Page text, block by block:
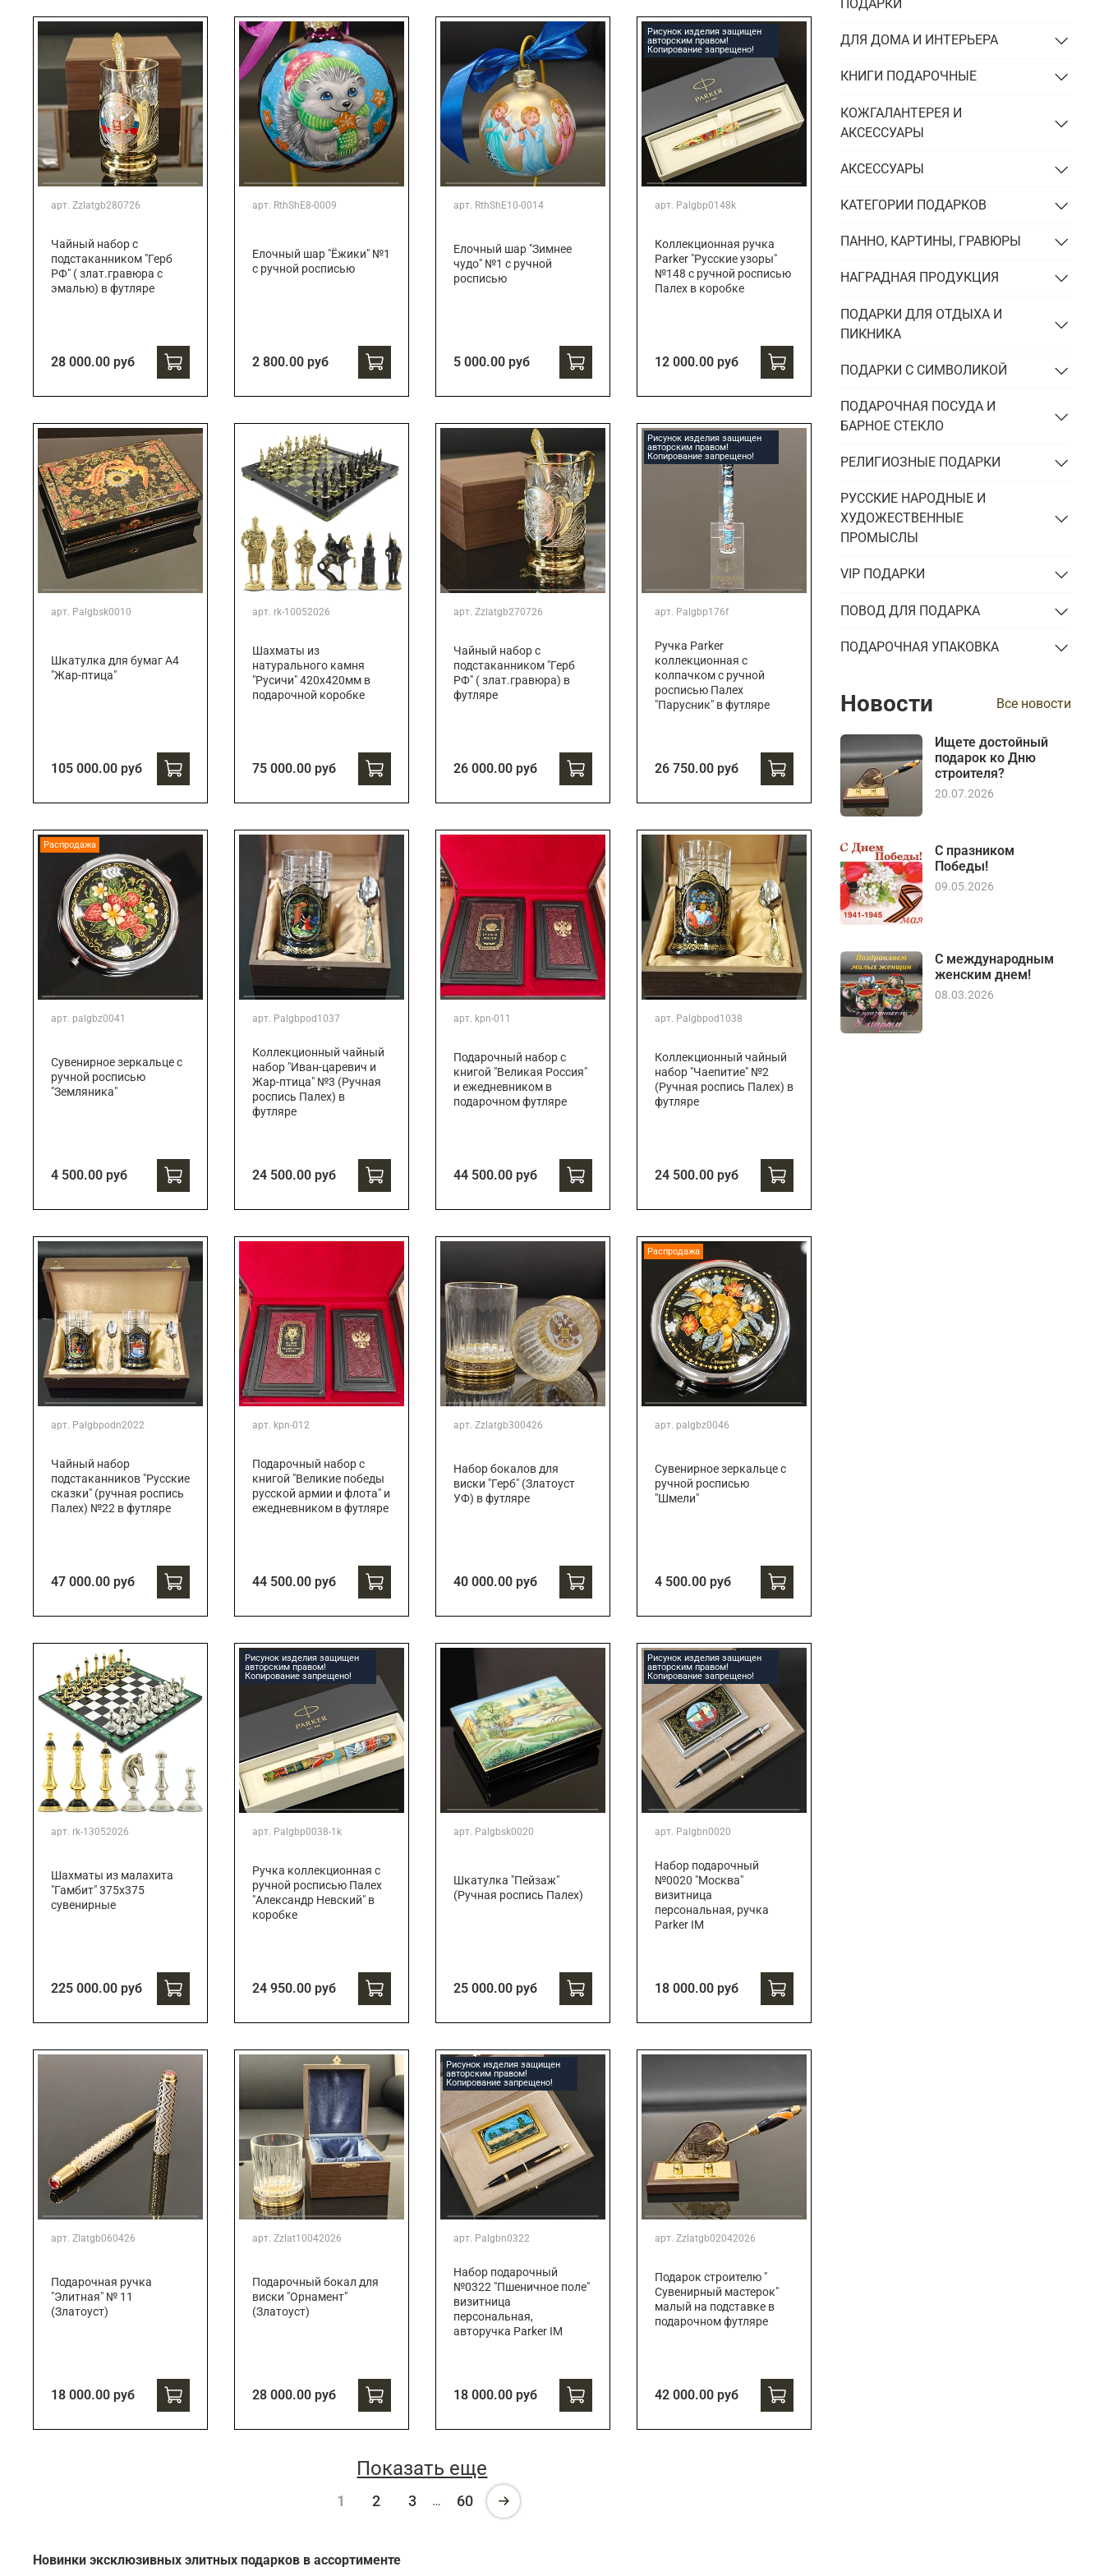
Подарки брокеру
Подарки директору/руководителю
Подарки строителю
Подарки учителю
Подарки энергетику
Подарки юристу
арт. Zzlatgb280726
Чайный набор с
подстаканником "Герб
РФ" ( злат.гравюра с
эмалью) в футляре
28 000.00 руб
арт. RthShE8-0009
Елочный шар "Ёжики" №1
с ручной росписью
2 800.00 руб
арт. RthShE10-0014
Елочный шар "Зимнее
чудо" №1 с ручной
росписью
5 000.00 руб
Рисунок изделия защищен
авторским правом!
Копирование запрещено!
арт. Palgbp0148k
Коллекционная ручка
Parker "Русские узоры"
№148 с ручной росписью
Палех в коробке
12 000.00 руб
арт. Palgbsk0010
Шкатулка для бумаг А4
"Жар-птица"
105 000.00 руб
арт. rk-10052026
Шахматы из
натурального камня
"Русичи" 420х420мм в
подарочной коробке
75 000.00 руб
арт. Zzlatgb270726
Чайный набор с
подстаканником "Герб
РФ" ( злат.гравюра) в
футляре
26 000.00 руб
Рисунок изделия защищен
авторским правом!
Копирование запрещено!
арт. Palgbp176f
Ручка Parker
коллекционная с
колпачком с ручной
росписью Палех
"Парусник" в футляре
26 750.00 руб
Распродажа
арт. palgbz0041
Сувенирное зеркальце с
ручной росписью
"Земляника"
4 500.00 руб
арт. Palgbpod1037
Коллекционный чайный
набор "Иван-царевич и
Жар-птица" №3 (Ручная
роспись Палех) в
футляре
24 500.00 руб
арт. kpn-011
Подарочный набор с
книгой "Великая Россия"
и ежедневником в
подарочном футляре
44 500.00 руб
арт. Palgbpod1038
Коллекционный чайный
набор "Чаепитие" №2
(Ручная роспись Палех) в
футляре
24 500.00 руб
арт. Palgbpodn2022
Чайный набор
подстаканников "Русские
сказки" (ручная роспись
Палех) №22 в футляре
47 000.00 руб
арт. kpn-012
Подарочный набор c
книгой "Великие победы
русской армии и флота" и
ежедневником в футляре
44 500.00 руб
арт. Zzlatgb300426
Набор бокалов для
виски "Герб" (Златоуст
УФ) в футляре
40 000.00 руб
Распродажа
арт. palgbz0046
Сувенирное зеркальце с
ручной росписью
"Шмели"
4 500.00 руб
арт. rk-13052026
Шахматы из малахита
"Гамбит" 375х375
сувенирные
225 000.00 руб
Рисунок изделия защищен
авторским правом!
Копирование запрещено!
арт. Palgbp0038-1k
Ручка коллекционная с
ручной росписью Палех
"Александр Невский" в
коробке
24 950.00 руб
арт. Palgbsk0020
Шкатулка "Пейзаж"
(Ручная роспись Палех)
25 000.00 руб
Рисунок изделия защищен
авторским правом!
Копирование запрещено!
арт. Palgbn0020
Набор подарочный
№0020 "Москва"
визитница
персональная, ручка
Parker IM
18 000.00 руб
арт. Zlatgb060426
Подарочная ручка
"Элитная" № 11
(Златоуст)
18 000.00 руб
арт. Zzlat10042026
Подарочный бокал для
виски "Орнамент"
(Златоуст)
28 000.00 руб
Рисунок изделия защищен
авторским правом!
Копирование запрещено!
арт. Palgbn0322
Набор подарочный
№0322 "Пшеничное поле"
визитница
персональная,
авторучка Parker IM
18 000.00 руб
арт. Zzlatgb02042026
Подарок строителю "
Сувенирный мастерок"
малый на подставке в
подарочном футляре
42 000.00 руб
Показать еще
1 2 3 … 60
Новинки эксклюзивных элитных подарков в ассортименте
ПОДАРКИ
ДЛЯ ДОМА И ИНТЕРЬЕРА
КНИГИ ПОДАРОЧНЫЕ
КОЖГАЛАНТЕРЕЯ И
АКСЕССУАРЫ
АКСЕССУАРЫ
КАТЕГОРИИ ПОДАРКОВ
ПАННО, КАРТИНЫ, ГРАВЮРЫ
НАГРАДНАЯ ПРОДУКЦИЯ
ПОДАРКИ ДЛЯ ОТДЫХА И
ПИКНИКА
ПОДАРКИ С СИМВОЛИКОЙ
ПОДАРОЧНАЯ ПОСУДА И
БАРНОЕ СТЕКЛО
РЕЛИГИОЗНЫЕ ПОДАРКИ
РУССКИЕ НАРОДНЫЕ И
ХУДОЖЕСТВЕННЫЕ
ПРОМЫСЛЫ
VIP ПОДАРКИ
ПОВОД ДЛЯ ПОДАРКА
ПОДАРОЧНАЯ УПАКОВКА
Новости Все новости
Ищете достойный
подарок ко Дню
строителя?
20.07.2026
С празником
Победы!
09.05.2026
С международным
женским днем!
08.03.2026